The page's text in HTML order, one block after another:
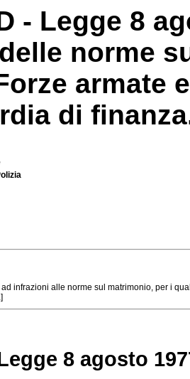
- Legge 8
norme
armate
di
infrazioni alle norme sul matrimonio, per i
8 agosto